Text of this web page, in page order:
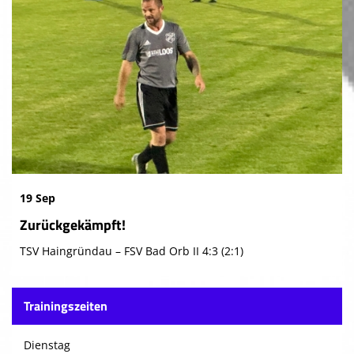
19 Sep
Zurückgekämpft!
TSV Haingründau – FSV Bad Orb II 4:3 (2:1)
Trainingszeiten
Dienstag